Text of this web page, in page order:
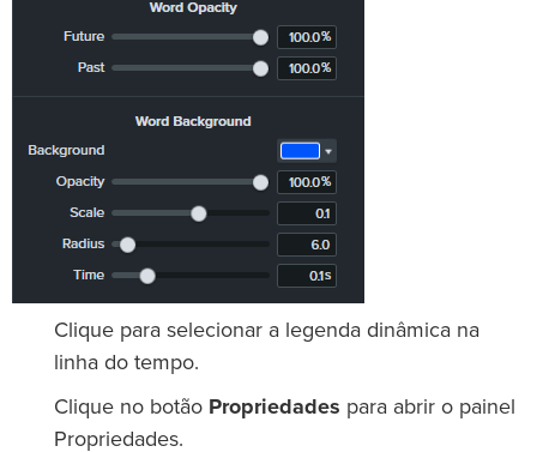
Clique para selecionar a legenda dinâmica na
linha do tempo.
Clique no botão Propriedades para abrir o painel
Propriedades.